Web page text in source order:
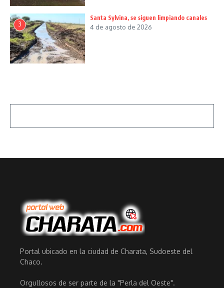
3
Santa Sylvina, se siguen limpiando canales
4 de agosto de 2026
Portal ubicado en la ciudad de Charata, Sudoeste del
Chaco.
Orgullosos de ser parte de la "Perla del Oeste".